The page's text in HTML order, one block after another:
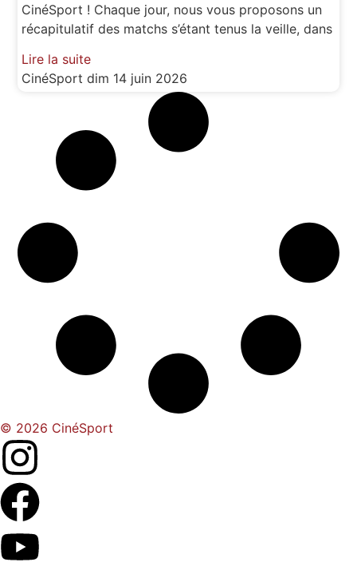
CinéSport ! Chaque jour, nous vous proposons un
récapitulatif des matchs s’étant tenus la veille, dans
Lire la suite
CinéSportdim 14 juin 2026
© 2026 CinéSport